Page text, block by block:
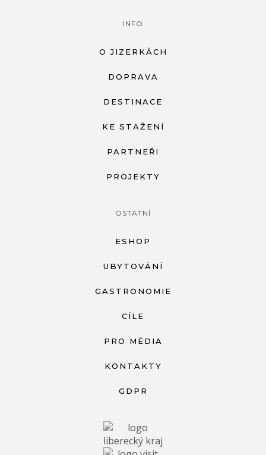
INFO
O JIZERKÁCH
DOPRAVA
DESTINACE
KE STAŽENÍ
PARTNEŘI
PROJEKTY
OSTATNÍ
ESHOP
UBYTOVÁNÍ
GASTRONOMIE
CÍLE
PRO MÉDIA
KONTAKTY
GDPR